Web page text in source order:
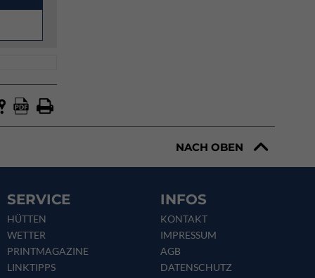
NACH OBEN
SERVICE
HÜTTEN
WETTER
PRINTMAGAZINE
LINKTIPPS
INFOS
KONTAKT
IMPRESSUM
AGB
DATENSCHUTZ